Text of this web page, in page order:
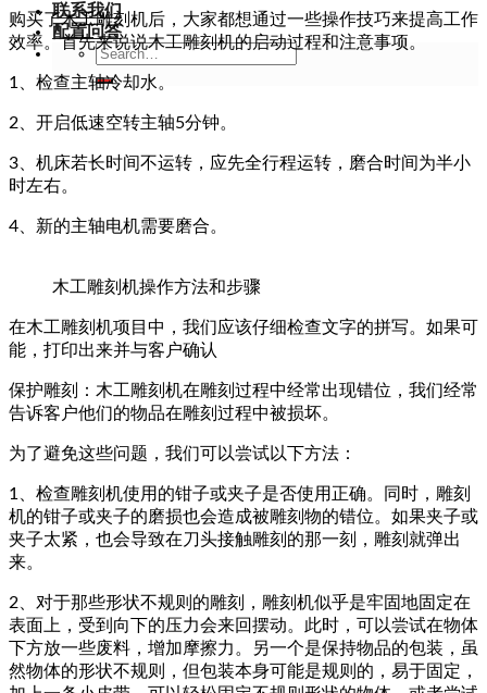
联系我们
配置问答
Search
for:
购买了木工雕刻机后，大家都想通过一些操作技巧来提高工作
效率。首先来说说木工雕刻机的启动过程和注意事项。
1、检查主轴冷却水。
2、开启低速空转主轴5分钟。
3、机床若长时间不运转，应先全行程运转，磨合时间为半小
时左右。
4、新的主轴电机需要磨合。
木工雕刻机操作方法和步骤
在木工雕刻机项目中，我们应该仔细检查文字的拼写。如果可
能，打印出来并与客户确认
保护雕刻：木工雕刻机在雕刻过程中经常出现错位，我们经常
告诉客户他们的物品在雕刻过程中被损坏。
为了避免这些问题，我们可以尝试以下方法：
1、检查雕刻机使用的钳子或夹子是否使用正确。同时，雕刻
机的钳子或夹子的磨损也会造成被雕刻物的错位。如果夹子或
夹子太紧，也会导致在刀头接触雕刻的那一刻，雕刻就弹出
来。
2、对于那些形状不规则的雕刻，雕刻机似乎是牢固地固定在
表面上，受到向下的压力会来回摆动。此时，可以尝试在物体
下方放一些废料，增加摩擦力。另一个是保持物品的包装，虽
然物体的形状不规则，但包装本身可能是规则的，易于固定，